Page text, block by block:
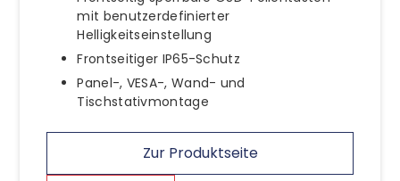
mit benutzerdefinierter
Helligkeitseinstellung
Frontseitiger IP65-Schutz
Panel-, VESA-, Wand- und
Tischstativmontage
Zur Produktseite